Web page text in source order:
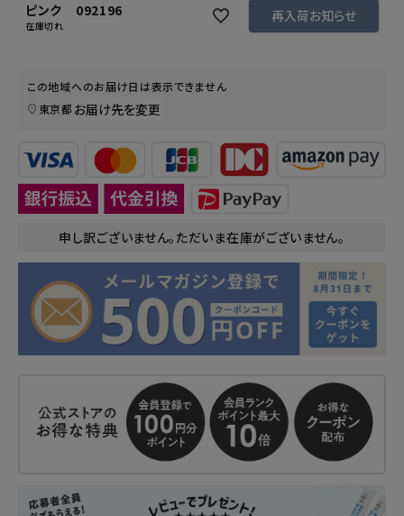
ピンク 092196
在庫切れ
再入荷お知らせ
この地域へのお届け日は表示できません
東京都 お届け先を変更
申し訳ございません。ただいま在庫がございません。